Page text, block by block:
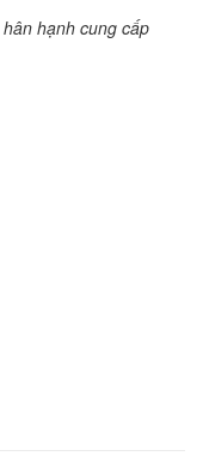
hân hạnh cung cấp